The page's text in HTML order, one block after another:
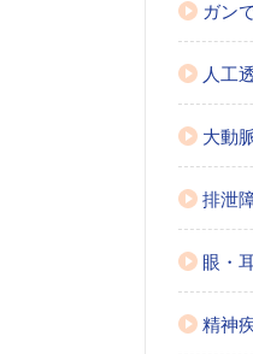
ガン
人工
大動
排泄
眼・
精神